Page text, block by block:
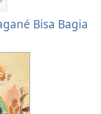
Ragané
Bisa Bagia